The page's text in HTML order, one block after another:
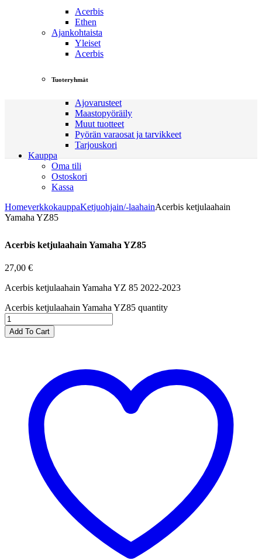
Acerbis
Ethen
Ajankohtaista
Yleiset
Acerbis
Tuoteryhmät
Ajovarusteet
Maastopyöräily
Muut tuotteet
Pyörän varaosat ja tarvikkeet
Tarjouskori
Kauppa
Oma tili
Ostoskori
Kassa
HomeverkkokauppaKetjuohjain/-laahainAcerbis ketjulaahain
Yamaha YZ85
Acerbis ketjulaahain Yamaha YZ85
27,00 €
Acerbis ketjulaahain Yamaha YZ 85 2022-2023
Acerbis ketjulaahain Yamaha YZ85 quantity
Add To Cart